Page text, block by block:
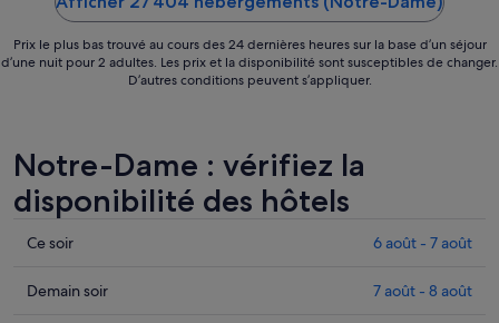
Prix le plus bas trouvé au cours des 24 dernières heures sur la base d’un séjour
d’une nuit pour 2 adultes. Les prix et la disponibilité sont susceptibles de changer.
D’autres conditions peuvent s’appliquer.
Notre-Dame : vérifiez la
disponibilité des hôtels
Consulter
prix
Ce soir 6 août - 7 août
Consulter
Demain soir 7 août - 8 août